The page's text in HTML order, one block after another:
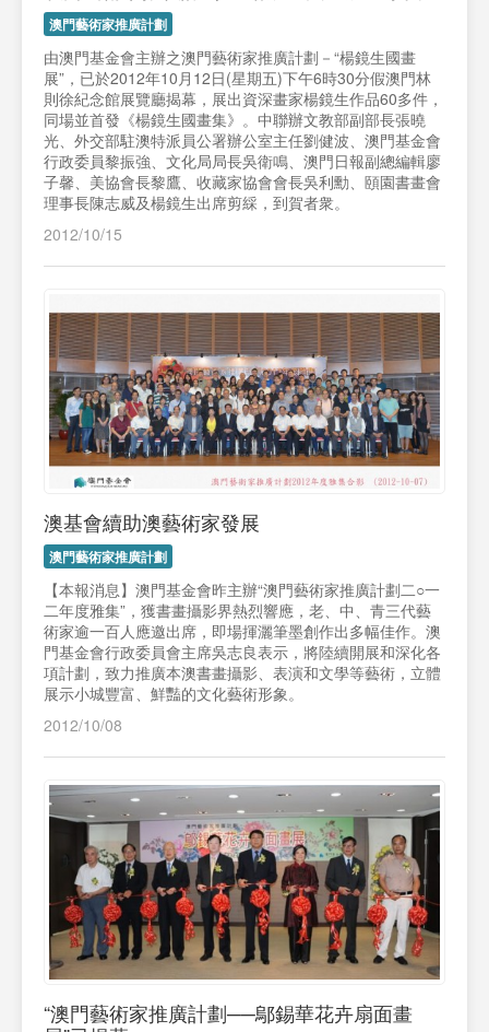
澳門藝術家推廣計劃
由澳門基金會主辦之澳門藝術家推廣計劃－“楊鏡生國畫
展”，已於2012年10月12日(星期五)下午6時30分假澳門林
則徐紀念館展覽廳揭幕，展出資深畫家楊鏡生作品60多件，
同場並首發《楊鏡生國畫集》。中聯辦文教部副部長張曉
光、外交部駐澳特派員公署辦公室主任劉健波、澳門基金會
行政委員黎振強、文化局局長吳衛鳴、澳門日報副總編輯廖
子馨、美協會長黎鷹、收藏家協會會長吳利勳、頤園書畫會
理事長陳志威及楊鏡生出席剪綵，到賀者衆。
2012/10/15
澳基會續助澳藝術家發展
澳門藝術家推廣計劃
【本報消息】澳門基金會昨主辦“澳門藝術家推廣計劃二○一
二年度雅集”，獲書畫攝影界熱烈響應，老、中、青三代藝
術家逾一百人應邀出席，即場揮灑筆墨創作出多幅佳作。澳
門基金會行政委員會主席吳志良表示，將陸續開展和深化各
項計劃，致力推廣本澳書畫攝影、表演和文學等藝術，立體
展示小城豐富、鮮豔的文化藝術形象。
2012/10/08
“澳門藝術家推廣計劃──鄔錫華花卉扇面畫